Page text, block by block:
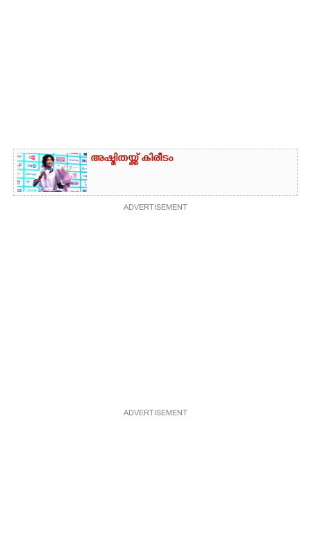
അഷ്മിതയ്ക്ക് കിരീടം
ADVERTISEMENT
ADVERTISEMENT